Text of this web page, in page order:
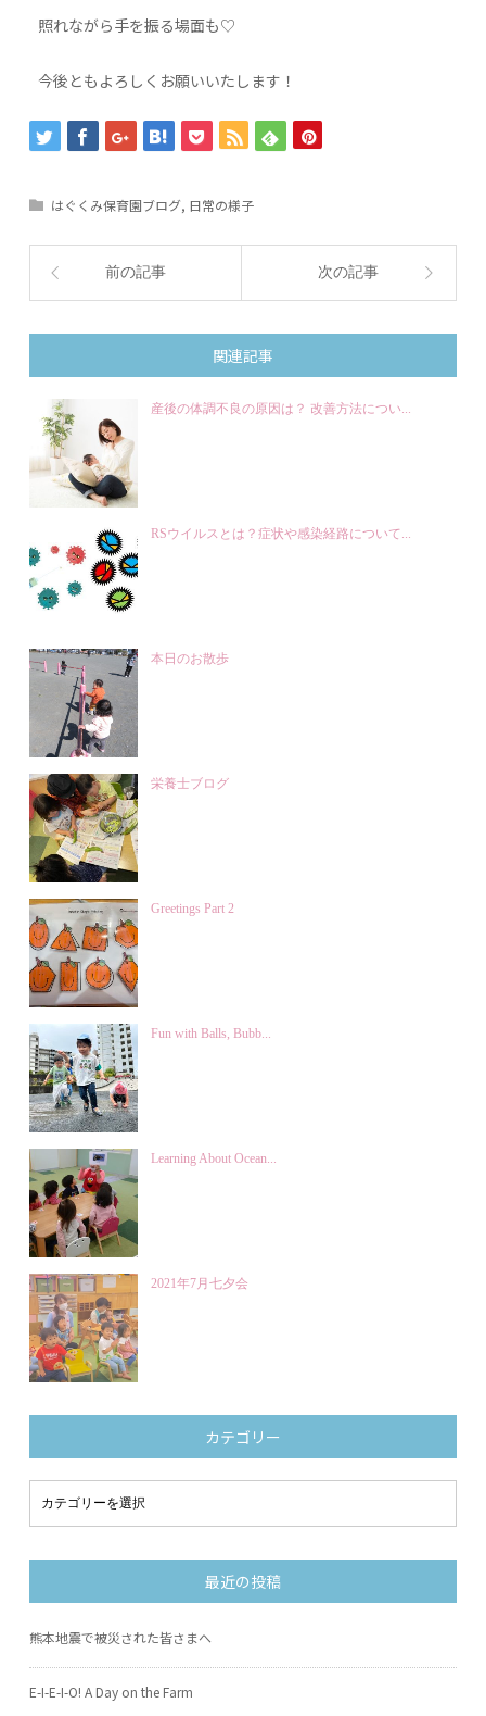
照れながら手を振る場面も♡
今後ともよろしくお願いいたします！
はぐくみ保育園ブログ, 日常の様子
前の記事 次の記事
関連記事
産後の体調不良の原因は？ 改善方法につい...
RSウイルスとは？症状や感染経路について...
本日のお散歩
栄養士ブログ
Greetings Part 2
Fun with Balls, Bubb...
Learning About Ocean...
2021年7月七夕会
カテゴリー
最近の投稿
熊本地震で被災された皆さまへ
E-I-E-I-O! A Day on the Farm